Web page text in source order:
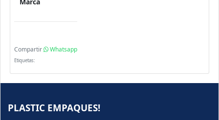
Compartir Whatsapp
Etiquetas:
PLASTIC EMPAQUES!